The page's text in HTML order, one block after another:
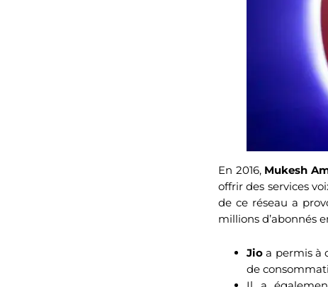
En 2016, Mukesh
offrir des services
de ce réseau a
millions d’abonnés
Jio a permis à
de